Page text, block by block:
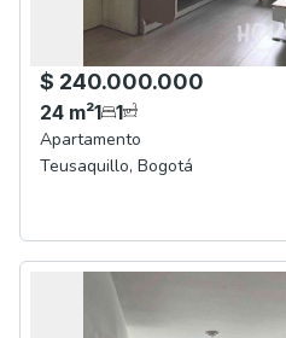
$ 240.000.000
24 m²1 1
Apartamento
Teusaquillo, Bogotá